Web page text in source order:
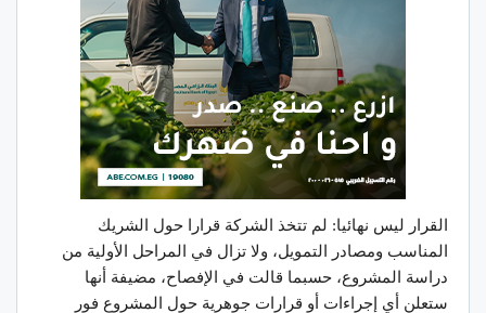
القرار ليس نهائيا: لم تتخذ الشركة قرارا حول الشريك
المناسب ومصادر التمويل، ولا تزال في المراحل الأولية من
دراسة المشروع، حسبما قالت في الإفصاح، مضيفة أنها
ستعلن أي إجراءات أو قرارات جوهرية حول المشروع فور